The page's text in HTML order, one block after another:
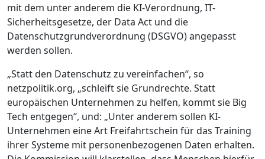
mit dem unter anderem die KI-Verordnung, IT-
Sicherheitsgesetze, der Data Act und die
Datenschutzgrundverordnung (DSGVO) angepasst
werden sollen.
„Statt den Datenschutz zu vereinfachen“, so
netzpolitik.org, „schleift sie Grundrechte. Statt
europäischen Unternehmen zu helfen, kommt sie Big
Tech entgegen“, und: „Unter anderem sollen KI-
Unternehmen eine Art Freifahrtschein für das Training
ihrer Systeme mit personenbezogenen Daten erhalten.